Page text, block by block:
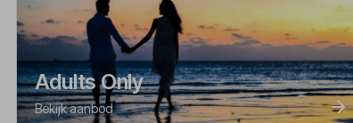
Adults Only
Bekijk aanbod